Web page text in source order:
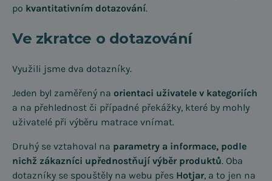
po kvantitativním dotazování.
Ve zkratce o dotazování
Využili jsme dva dotazníky.
Jeden byl zaměřený na orientaci uživatele v kategoriích
a na přehlednost či případné překážky, které by mohly
uživatelé při výběru matrace vnímat.
Druhý se vztahoval na parametry a informace, podle
nichž zákazníci upřednostňují výběr produktů. Oba
dotazníky se spouštěly na webu přes Hotjar, a to jen na